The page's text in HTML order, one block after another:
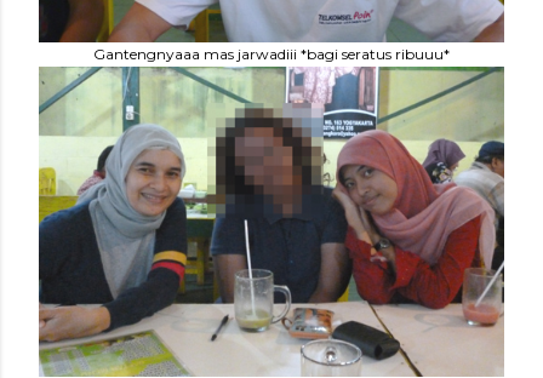
Gantengnyaaa mas jarwadiii *bagi seratus ribuuu*